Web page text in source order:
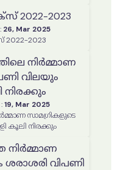
2022-2023
: 26, Mar 2025
ബില്‍ഡിംഗ് സ്റ്റാറ്റിസ്റ്റിക്സ് 2022-2023
നിർമ്മാണ
വിലയും
നിരക്കും
: 19, Mar 2025
സാമഗ്രികളുടെ
കൂലി നിരക്കും
നിർമ്മാണ
വിപണി